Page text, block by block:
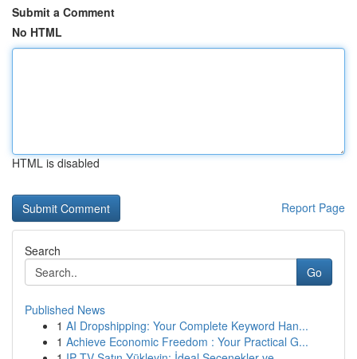
Submit a Comment
No HTML
HTML is disabled
Report Page
Search
Go
Published News
1 AI Dropshipping: Your Complete Keyword Han...
1 Achieve Economic Freedom : Your Practical G...